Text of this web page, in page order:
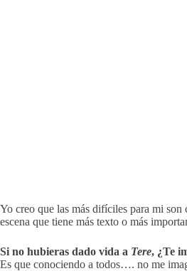
Yo creo que las más difíciles para mi son
escena que tiene más texto o más
Si no hubieras dado vida a Tere, ¿Te
Es que conociendo a todos…. no me